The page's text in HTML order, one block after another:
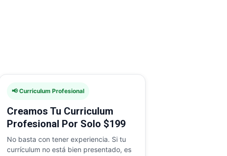
📢 Curriculum Profesional
Creamos Tu Curriculum
Profesional Por Solo $199
No basta con tener experiencia. Si tu
currículum no está bien presentado, es